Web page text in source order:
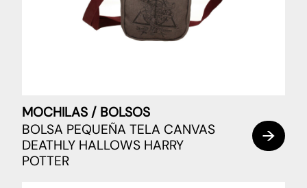
MOCHILAS / BOLSOS
BOLSA PEQUEÑA TELA CANVAS
DEATHLY HALLOWS HARRY
POTTER